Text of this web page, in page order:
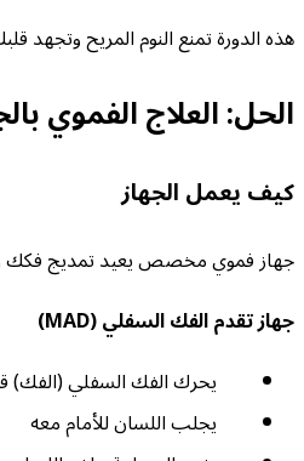
هذه الدورة تمنع النوم المريح وتجهد
الحل: العلاج الفموي
كيف يعمل الجهاز
جهاز فموي مخصص يعيد تمديج فكك
جهاز تقدم الفك السفلي (MAD)
يحرك الفك السفلي (الفك)
يجلب اللسان للأمام معه